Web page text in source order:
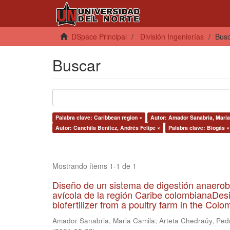
DSpace Principal División Ingenierías
Buscar
Palabra clave: Caribbean region × Autor: Amador Sanabria,
Autor: Canchila Benítez, Andrés Felipe ×
Palabra clave: Biogás ×
Mostrando ítems 1-1 de 1
Diseño de un sistema de digestión
avícola de la región Caribe
biofertilizer from a poultry farm in the
Amador Sanabria, Maria Camila; Arteta Chedraüy,